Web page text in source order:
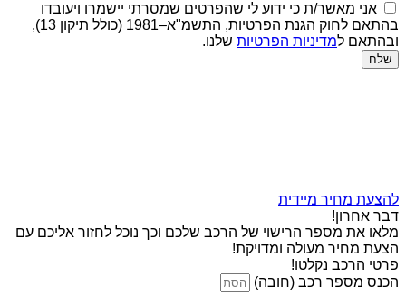
אני מאשר/ת כי ידוע לי שהפרטים שמסרתי יישמרו ויעובדו
בהתאם לחוק הגנת הפרטיות, התשמ"א–1981 (כולל תיקון 13),
ובהתאם למדיניות הפרטיות שלנו.
שלח
להצעת מחיר מיידית
דבר אחרון!
מלאו את מספר הרישוי של הרכב שלכם וכך נוכל לחזור אליכם עם
הצעת מחיר מעולה ומדויקת!
פרטי הרכב נקלטו!
הכנס מספר רכב (חובה)